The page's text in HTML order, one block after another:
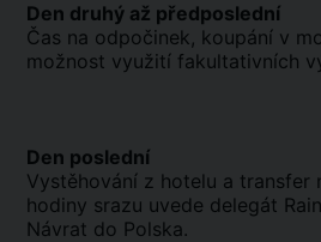
Den druhý až předposlední
Čas na odpočinek, koupání v
možnost využití fakultativních
Den poslední
Vystěhování z hotelu a transfer
hodiny srazu uvede delegát
Návrat do Polska.